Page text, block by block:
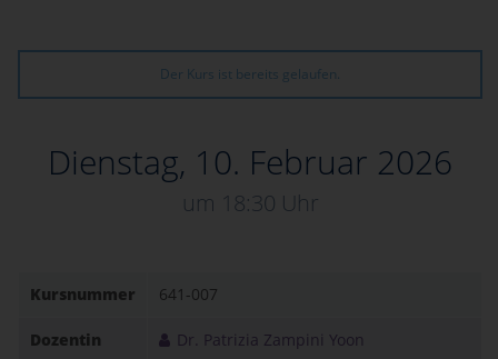
Der Kurs ist bereits gelaufen.
Dienstag, 10. Februar 2026
um 18:30 Uhr
Kursnummer 641-007
Dozentin Dr. Patrizia Zampini Yoon